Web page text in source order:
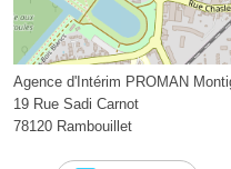
Agence d'Intérim PROMAN
19 Rue Sadi Carnot
78120 Rambouillet